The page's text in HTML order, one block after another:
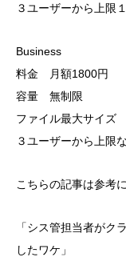
３ユーザーから上限
Business
料金 月額1800円
容量 無制限
ファイル最大サイズ
３ユーザーから上限
こちらの記事は参考
「シス管担当者がク
したワケ」